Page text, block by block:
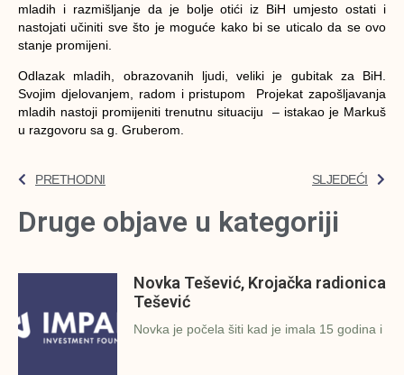
mladih i razmišljanje da je bolje otići iz BiH umjesto ostati i
nastojati učiniti sve što je moguće kako bi se uticalo da se ovo
stanje promijeni.
Odlazak mladih, obrazovanih ljudi, veliki je gubitak za BiH.
Svojim djelovanjem, radom i pristupom Projekat zapošljavanja
mladih nastoji promijeniti trenutnu situaciju – istakao je Markuš
u razgovoru sa g. Gruberom.
PRETHODNI SLJEDEĆI
Druge objave u kategoriji
Novka Tešević, Krojačka radionica
Tešević
Novka je počela šiti kad je imala 15 godina i